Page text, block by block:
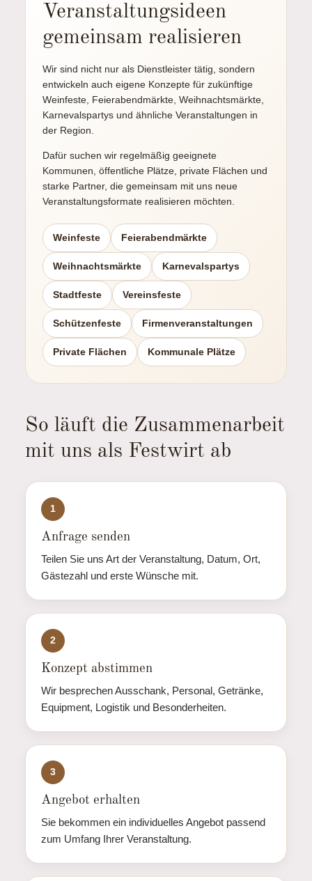
Veranstaltungsideen
gemeinsam realisieren
Wir sind nicht nur als Dienstleister tätig, sondern
entwickeln auch eigene Konzepte für zukünftige
Weinfeste, Feierabendmärkte, Weihnachtsmärkte,
Karnevalspartys und ähnliche Veranstaltungen in
der Region.
Dafür suchen wir regelmäßig geeignete
Kommunen, öffentliche Plätze, private Flächen und
starke Partner, die gemeinsam mit uns neue
Veranstaltungsformate realisieren möchten.
Weinfeste Feierabendmärkte
Weihnachtsmärkte Karnevalspartys
Stadtfeste Vereinsfeste
Schützenfeste Firmenveranstaltungen
Private Flächen Kommunale Plätze
So läuft die Zusammenarbeit
mit uns als Festwirt ab
1
Anfrage senden
Teilen Sie uns Art der Veranstaltung, Datum, Ort,
Gästezahl und erste Wünsche mit.
2
Konzept abstimmen
Wir besprechen Ausschank, Personal, Getränke,
Equipment, Logistik und Besonderheiten.
3
Angebot erhalten
Sie bekommen ein individuelles Angebot passend
zum Umfang Ihrer Veranstaltung.